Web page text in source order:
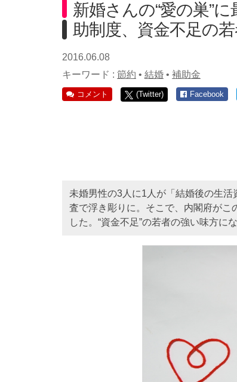
新婚さんの“愛の巣”
助制度、資金不足の
2016.06.08
キーワード : 節約 • 結婚 • 補助金
コメント (Twitter) Facebook
未婚男性の3人に1人が「結婚後の生
査で浮き彫りに。そこで、内閣府がこ
した。“資金不足”の若者の強い味方に